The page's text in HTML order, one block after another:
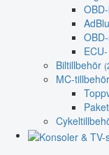
Biltillbehör
MC-tillbehör